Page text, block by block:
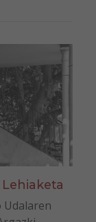
Lehiaketa
Udalaren